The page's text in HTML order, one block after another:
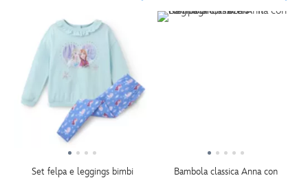
Set felpa e leggings bimbi
Bambola classica Anna con